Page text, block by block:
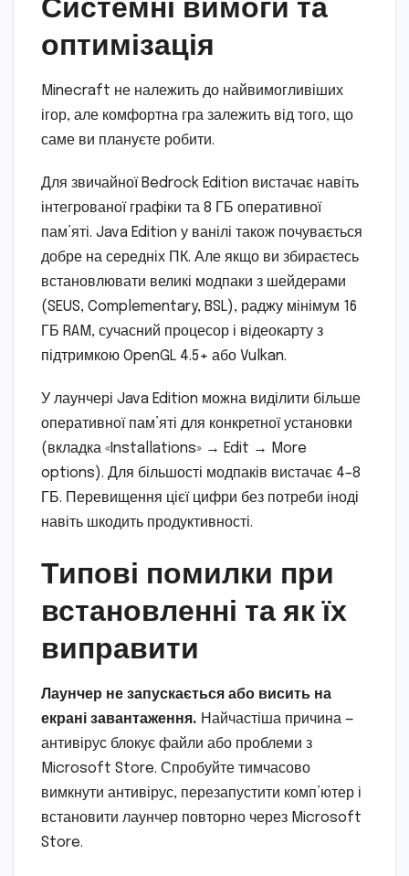
оптимізація
Minecraft не належить до найвимогливіших
ігор, але комфортна гра залежить від того, що
саме ви плануєте робити.
Для звичайної Bedrock Edition вистачає навіть
інтегрованої графіки та 8 ГБ оперативної
пам’яті. Java Edition у ванілі також почувається
добре на середніх ПК. Але якщо ви збираєтесь
встановлювати великі модпаки з шейдерами
(SEUS, Complementary, BSL), раджу мінімум 16
ГБ RAM, сучасний процесор і відеокарту з
підтримкою OpenGL 4.5+ або Vulkan.
У лаунчері Java Edition можна виділити більше
оперативної пам’яті для конкретної установки
(вкладка «Installations» → Edit → More
options). Для більшості модпаків вистачає 4–8
ГБ. Перевищення цієї цифри без потреби іноді
навіть шкодить продуктивності.
Типові помилки при
встановленні та як їх
виправити
Лаунчер не запускається або висить на
екрані завантаження. Найчастіша причина —
антивірус блокує файли або проблеми з
Microsoft Store. Спробуйте тимчасово
вимкнути антивірус, перезапустити комп’ютер і
встановити лаунчер повторно через Microsoft
Store.